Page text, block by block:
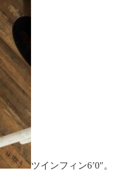
ツインフィン6’0″。